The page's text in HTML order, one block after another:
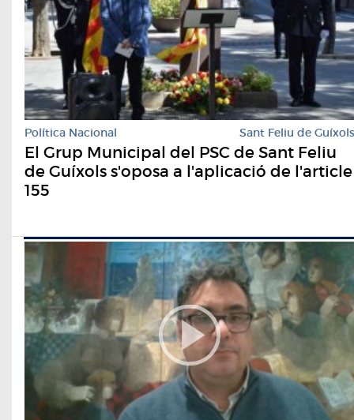
Política Nacional Sant Feliu de Guíxols
El Grup Municipal del PSC de Sant Feliu
de Guíxols s'oposa a l'aplicació de l'article
155